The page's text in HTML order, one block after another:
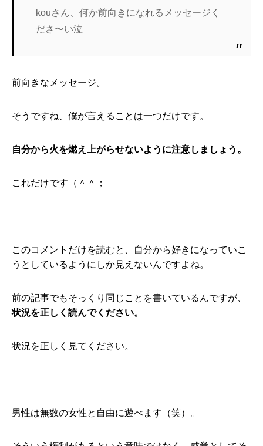
kouさん、何か前向きになれるメッセージく
ださ〜い泣
前向きなメッセージ。
そうですね、僕が言えることは一つだけです。
自分から火を燃え上がらせないように注意しましょう。
これだけです（＾＾；
このコメントだけを読むと、自分から好きになっていこ
うとしているようにしか見えないんですよね。
前の記事でもそっくり同じことを書いているんですが、
状況を正しく読んでください。
状況を正しく見てください。
男性は無数の女性と自由に遊べます（笑）。